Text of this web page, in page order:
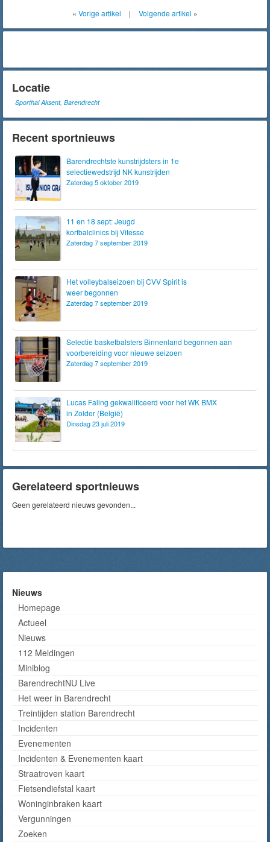
« Vorige artikel | Volgende artikel »
Locatie
Sporthal Aksent, Barendrecht
Recent sportnieuws
Barendrechtste kunstrijdsters in 1e
selectiewedstrijd NK kunstrijden
Zaterdag 5 oktober 2019
11 en 18 sept: Jeugd
korfbalclinics bij Vitesse
Zaterdag 7 september 2019
Het volleybalseizoen bij CVV Spirit is
weer begonnen
Zaterdag 7 september 2019
Selectie basketbalsters Binnenland begonnen aan
voorbereiding voor nieuwe seizoen
Zaterdag 7 september 2019
Lucas Faling gekwalificeerd voor het WK BMX
in Zolder (België)
Dinsdag 23 juli 2019
Gerelateerd sportnieuws
Geen gerelateerd nieuws gevonden...
Nieuws
Homepage
Actueel
Nieuws
112 Meldingen
Miniblog
BarendrechtNU Live
Het weer in Barendrecht
Treintijden station Barendrecht
Incidenten
Evenementen
Incidenten & Evenementen kaart
Straatroven kaart
Fietsendiefstal kaart
Woninginbraken kaart
Vergunningen
Zoeken